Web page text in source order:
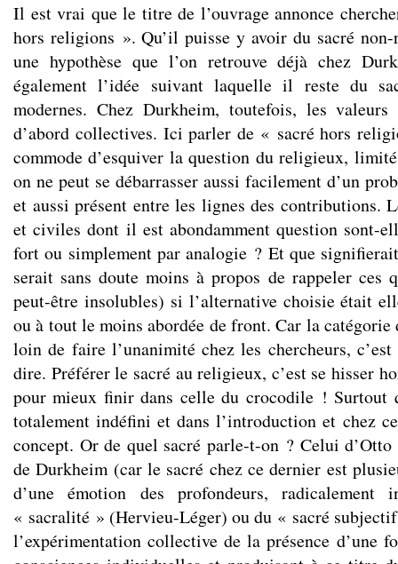
Il est vrai que le titre de l’ouvrage annonce
hors religions ». Qu’il puisse y avoir du sacré
une hypothèse que l’on retrouve déjà chez
également l’idée suivant laquelle il reste du
modernes. Chez Durkheim, toutefois, les valeurs
d’abord collectives. Ici parler de « sacré hors
commode d’esquiver la question du religieux,
on ne peut se débarrasser aussi facilement d’un
et aussi présent entre les lignes des contributions.
et civiles dont il est abondamment question sont-
fort ou simplement par analogie ? Et que
serait sans doute moins à propos de rappeler ces
peut-être insolubles) si l’alternative choisie était
ou à tout le moins abordée de front. Car la catégorie
loin de faire l’unanimité chez les chercheurs,
dire. Préférer le sacré au religieux, c’est se hisser
pour mieux finir dans celle du crocodile ! Surtout
totalement indéfini et dans l’introduction et chez
concept. Or de quel sacré parle-t-on ? Celui
de Durkheim (car le sacré chez ce dernier est
d’une émotion des profondeurs,
« sacralité » (Hervieu-Léger) ou du « sacré
l’expérimentation collective de la présence d’une